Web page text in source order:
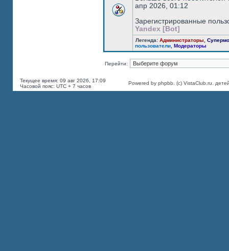
апр 2026, 01:12
Зарегистрированные
Yandex [Bot]
Легенда: Администраторы
пользователи Модераторы
Перейти:
Текущее время: 09 авг 2026, 17:09
Часовой пояс: UTC + 7 часов
Powered by phpbb. (c) VistaClub.ru.